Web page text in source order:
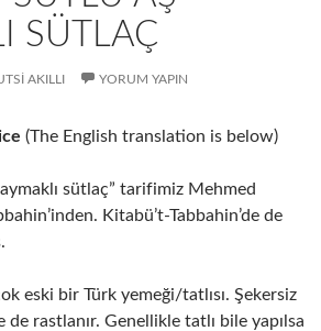
SÜTLAÇ
AKILLI YORUM YAPIN
(The English translation is below)
sütlaç” tarifimiz Mehmed
Kitabü’t-Tabbahin’de de
eski bir Türk yemeği/tatlısı. Şekersiz
rastlanır. Genellikle tatlı bile yapılsa